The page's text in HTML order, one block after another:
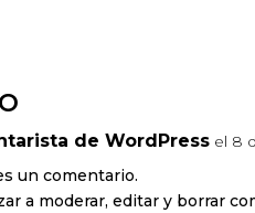
de WordPress el 8
un comentario.
a moderar, editar y borrar